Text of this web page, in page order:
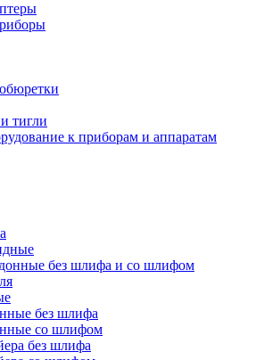
тигли
к приборам и аппаратам
без шлифа и со шлифом
без шлифа
со шлифом
без шлифа